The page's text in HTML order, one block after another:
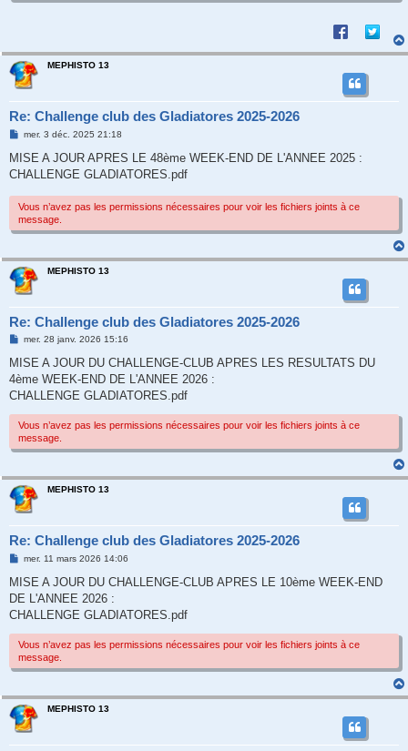
MEPHISTO 13
Re: Challenge club des Gladiatores 2025-2026
M
s
a
e
mer. 3 déc. 2025 21:18
MISE A JOUR APRES LE 48ème WEEK-END DE L'ANNEE 2025 :
CHALLENGE GLADIATORES.pdf
Vous n’avez pas les permissions nécessaires pour voir les fichiers joints à ce
message.
MEPHISTO 13
Re: Challenge club des Gladiatores 2025-2026
M
s
a
g
mer. 28 janv. 2026 15:16
MISE A JOUR DU CHALLENGE-CLUB APRES LES RESULTATS DU
4ème WEEK-END DE L'ANNEE 2026 :
CHALLENGE GLADIATORES.pdf
Vous n’avez pas les permissions nécessaires pour voir les fichiers joints à ce
message.
MEPHISTO 13
Re: Challenge club des Gladiatores 2025-2026
M
s
a
g
mer. 11 mars 2026 14:06
MISE A JOUR DU CHALLENGE-CLUB APRES LE 10ème WEEK-END
DE L'ANNEE 2026 :
CHALLENGE GLADIATORES.pdf
Vous n’avez pas les permissions nécessaires pour voir les fichiers joints à ce
message.
MEPHISTO 13